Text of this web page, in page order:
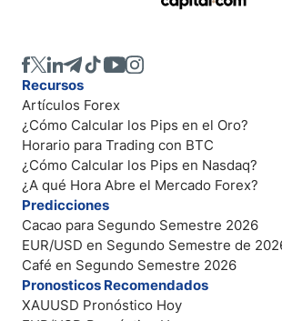
Recursos
Artículos Forex
¿Cómo Calcular los Pips en el Oro?
Horario para Trading con BTC
¿Cómo Calcular los Pips en Nasdaq?
¿A qué Hora Abre el Mercado Forex?
Predicciones
Cacao para Segundo Semestre 2026
EUR/USD en Segundo Semestre de
Café en Segundo Semestre 2026
Pronosticos Recomendados
XAUUSD Pronóstico Hoy